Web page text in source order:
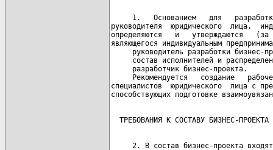
1.   Основанием   для
руководителя  юридического  лица,
определяются   и   утверждаются
являющегося индивидуальным
руководитель разработки бизнес-
состав исполнителей и
     разработчик бизнес-проекта.
Рекомендуется   создание
специалистов  юридического  лица с
2. В состав бизнес-проекта